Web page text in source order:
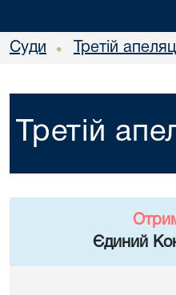
Суди • Третій
Третій
Єдиний